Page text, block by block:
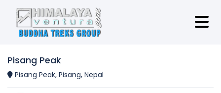
Pisang Peak
Pisang Peak, Pisang, Nepal